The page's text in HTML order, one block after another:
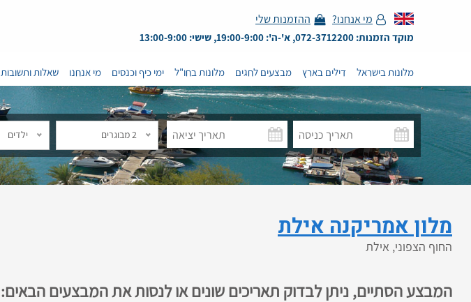
מי אנחנו? ההזמנות שלי
מוקד הזמנות: 072-3712200, א'-ה': 19:00-9:00, שישי: 13:00-9:00
מלונות בישראל דילים בארץ מבצעים לחגים מלונות בחו"ל ימי כיף וכנסים מי אנחנו שאלות ותשובות
2 מבוגרים ילדים
מלון אמריקנה אילת
החוף הצפוני, אילת
המבצע הסתיים, ניתן לבדוק תאריכים שונים או לנסות את המבצעים הבאים: